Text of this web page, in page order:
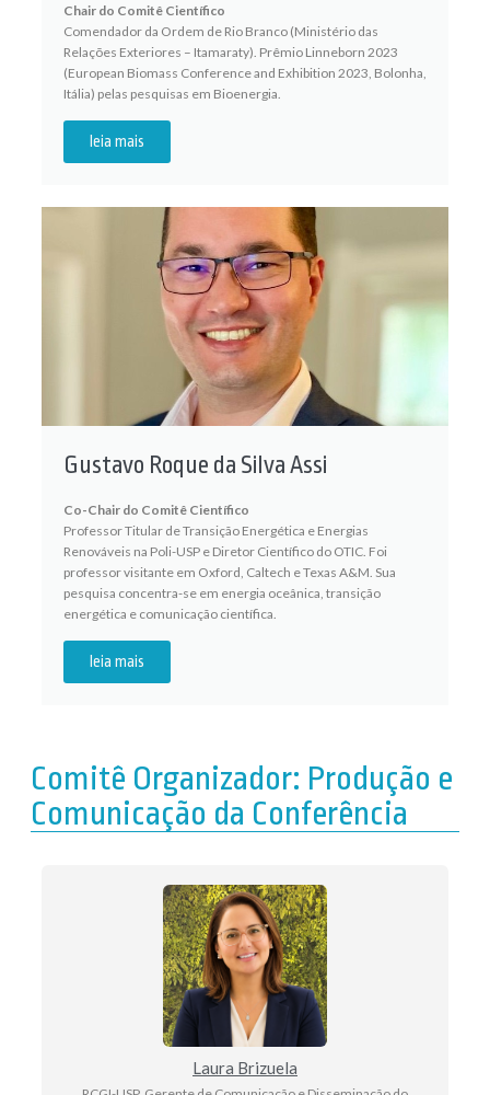
Chair do Comitê Científico
Comendador da Ordem de Rio Branco (Ministério das
Relações Exteriores – Itamaraty). Prêmio Linneborn 2023
(European Biomass Conference and Exhibition 2023, Bolonha,
Itália) pelas pesquisas em Bioenergia.
leia mais
Gustavo Roque da Silva Assi
Co-Chair do Comitê Científico
Professor Titular de Transição Energética e Energias
Renováveis na Poli-USP e Diretor Científico do OTIC. Foi
professor visitante em Oxford, Caltech e Texas A&M. Sua
pesquisa concentra-se em energia oceânica, transição
energética e comunicação científica.
leia mais
Comitê Organizador: Produção e
Comunicação da Conferência
Laura Brizuela